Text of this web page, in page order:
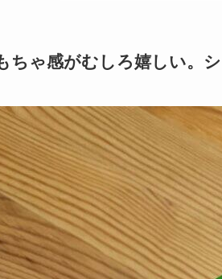
ちゃ感がむしろ嬉しい。シ